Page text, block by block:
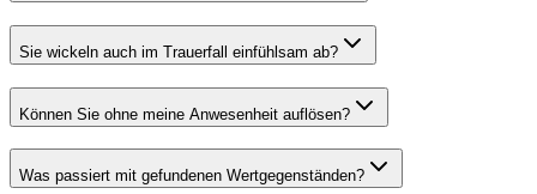
Sie wickeln auch im Trauerfall einfühlsam ab?
Können Sie ohne meine Anwesenheit auflösen?
Was passiert mit gefundenen Wertgegenständen?